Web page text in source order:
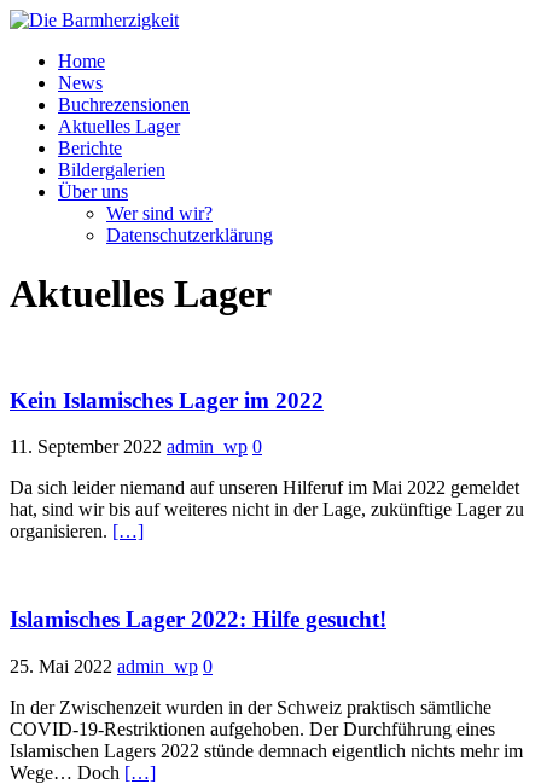
Home
News
Buchrezensionen
Aktuelles Lager
Berichte
Bildergalerien
Über uns
Wer sind wir?
Datenschutzerklärung
Aktuelles Lager
Kein Islamisches Lager im 2022
11. September 2022 admin_wp 0
Da sich leider niemand auf unseren Hilferuf im Mai 2022 gemeldet
hat, sind wir bis auf weiteres nicht in der Lage, zukünftige Lager zu
organisieren. […]
Islamisches Lager 2022: Hilfe gesucht!
25. Mai 2022 admin_wp 0
In der Zwischenzeit wurden in der Schweiz praktisch sämtliche
COVID-19-Restriktionen aufgehoben. Der Durchführung eines
Islamischen Lagers 2022 stünde demnach eigentlich nichts mehr im
Wege… Doch […]